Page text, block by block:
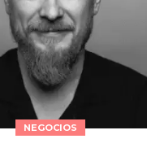
NEGOCIOS